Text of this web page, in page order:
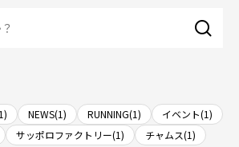
NEWS(1) RUNNING(1)
イベント(1)
サッポロファクトリー(1)
チャムス(1)